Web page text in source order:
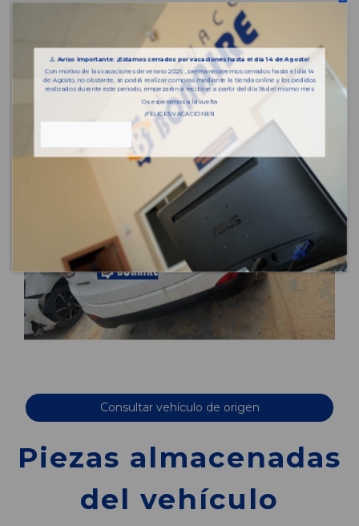
Consultar vehículo de origen
Piezas almacenadas
del vehículo
⚠️Aviso importante: ¡Estamos cerrados por vacaciones hasta el día 14 de Agosto!
Con motivo de las vacaciones de verano 2026 , permaneceremos cerrados hasta el día 14
de Agosto, no obstante, se podrá realizar compras mediante la tienda online y los pedidos
realizados durante este periodo, empezarán a recibirse a partir del día 18 del mismo mes.
Os esperamos a la vuelta
¡FELICES VACACIONES!